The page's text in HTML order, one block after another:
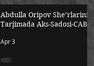
Abdulla Oripov She’rlarining
Tarjimada Aks-Sadosi-САВОЛ
Apr 3